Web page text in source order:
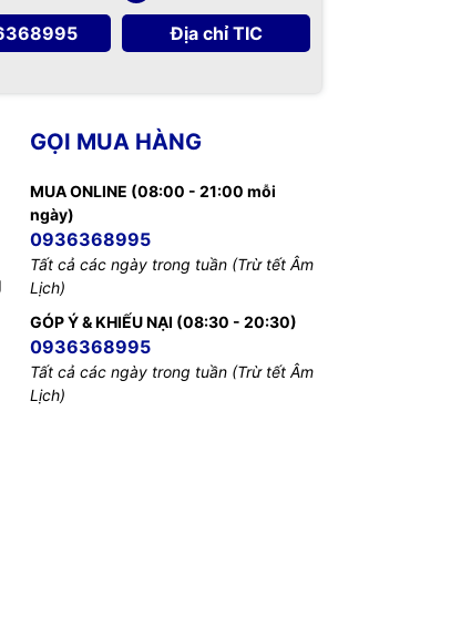
Địa chỉ TIC
GỌI MUA HÀNG
MUA ONLINE (08:00 - 21:00 mỗi
ngày)
0936368995
Tất cả các ngày trong tuần (Trừ tết Âm
Lịch)
GÓP Ý & KHIẾU NẠI (08:30 - 20:30)
0936368995
Tất cả các ngày trong tuần (Trừ tết Âm
Lịch)